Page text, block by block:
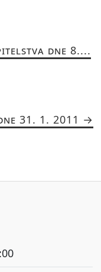
DNE 8....
DNE 31. 1. 2011